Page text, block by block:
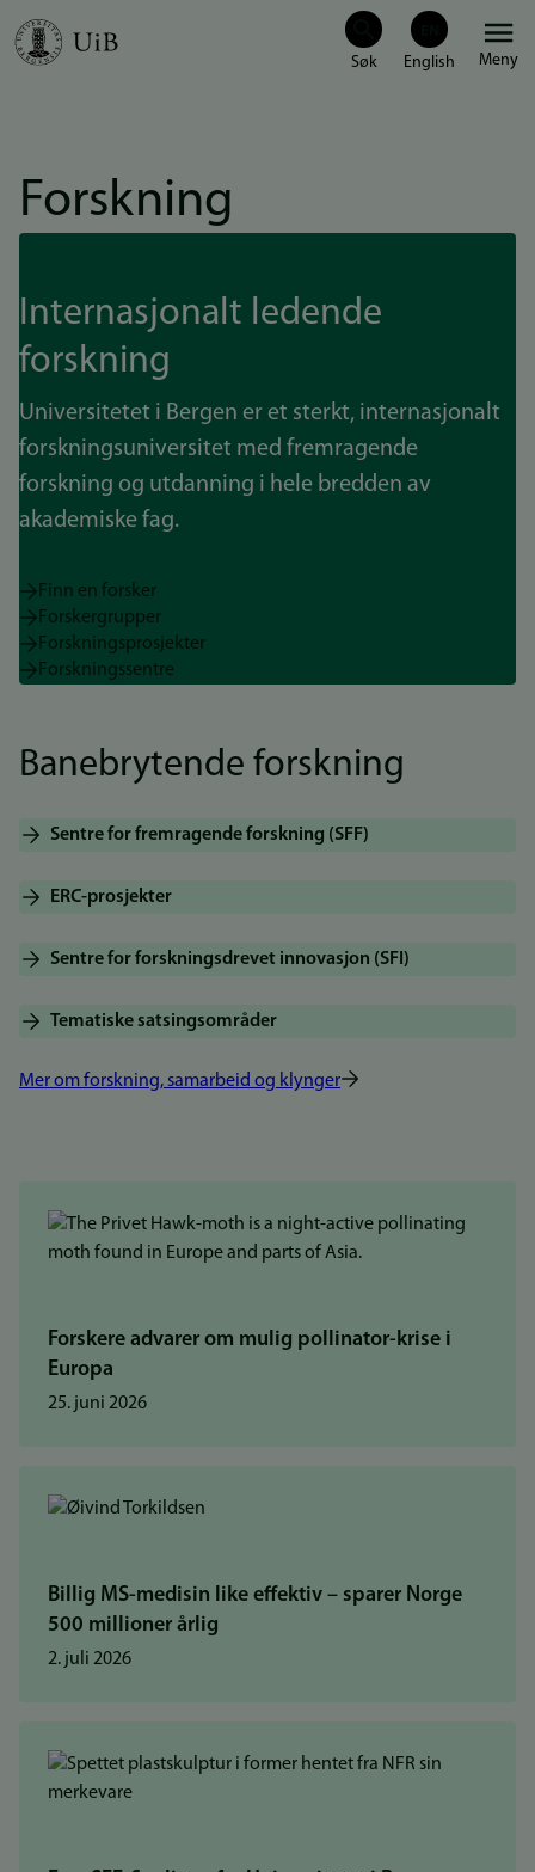
Hopp
Meny
Forskning
Internasjonalt ledende
forskning
Universitetet i Bergen er et sterkt, internasjonalt
forskningsuniversitet med fremragende
forskning og utdanning i hele bredden av
akademiske fag.
Finn en forsker
Forskergrupper
Forskningsprosjekter
Forskningssentre
Banebrytende forskning
Sentre for fremragende forskning (SFF)
ERC-prosjekter
Sentre for forskningsdrevet innovasjon (SFI)
Tematiske satsingsområder
Mer om forskning, samarbeid og klynger
Forskere advarer om mulig pollinator-krise i
Europa
25. juni 2026
Billig MS-medisin like effektiv – sparer Norge
500 millioner årlig
2. juli 2026